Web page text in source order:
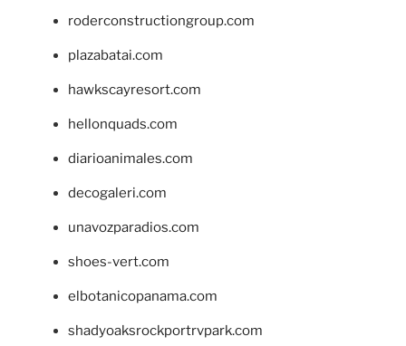
roderconstructiongroup.com
plazabatai.com
hawkscayresort.com
hellonquads.com
diarioanimales.com
decogaleri.com
unavozparadios.com
shoes-vert.com
elbotanicopanama.com
shadyoaksrockportrvpark.com